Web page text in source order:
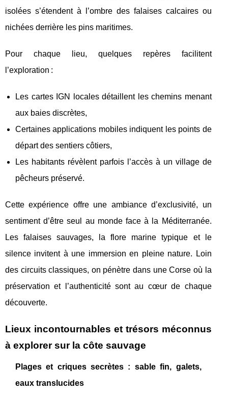
isolées s’étendent à l’ombre des falaises calcaires ou
nichées derrière les pins maritimes.
Pour chaque lieu, quelques repères facilitent
l’exploration :
Les cartes IGN locales détaillent les chemins menant
aux baies discrètes,
Certaines applications mobiles indiquent les points de
départ des sentiers côtiers,
Les habitants révèlent parfois l’accès à un village de
pêcheurs préservé.
Cette expérience offre une ambiance d’exclusivité, un
sentiment d’être seul au monde face à la Méditerranée.
Les falaises sauvages, la flore marine typique et le
silence invitent à une immersion en pleine nature. Loin
des circuits classiques, on pénètre dans une Corse où la
préservation et l’authenticité sont au cœur de chaque
découverte.
Lieux incontournables et trésors méconnus
à explorer sur la côte sauvage
Plages et criques secrètes : sable fin, galets,
eaux translucides